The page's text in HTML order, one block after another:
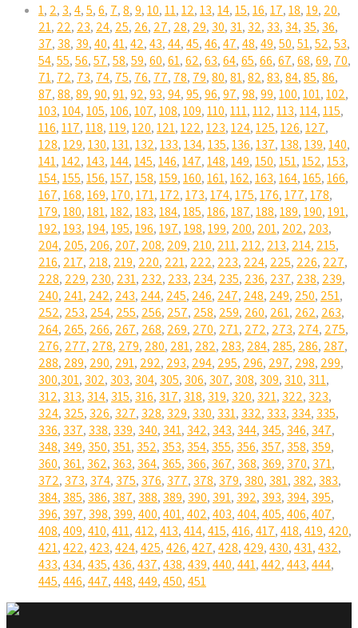
1, 2, 3,4,5,6, 7,8,9,10,11,12,13,14,15,16,17,18,19, 20,
21, 22, 23, 24, 25, 26, 27, 28, 29, 30, 31, 32, 33, 34, 35, 36,
37, 38, 39,40,41,42,43,44,45,46,47,48,49,50,51,52,53,
54,55,56,57,58,59,60,61,62,63,64,65,66,67,68,69, 70,
71, 72, 73, 74, 75, 76, 77, 78, 79,80,81,82,83,84,85,86,
87,88,89,90,91,92,93,94,95,96,97,98,99,100,101,102,
103,104,105,106,107,108,109,110,111,112,113,114,115,
116,117,118,119,120,121,122,123,124,125,126,127,
128,129,130,131,132,133,134,135,136,137,138,139,140,
141,142,143,144,145,146,147,148,149,150,151,152,153,
154,155,156,157,158,159,160,161,162,163,164,165,166,
167,168,169,170,171,172,173,174,175,176,177,178,
179,180,181,182,183,184,185,186,187,188,189,190,191,
192,193,194,195,196,197,198,199, 200, 201, 202, 203,
204, 205, 206, 207, 208, 209, 210, 211, 212, 213, 214, 215,
216, 217, 218, 219, 220, 221, 222, 223, 224, 225, 226, 227,
228, 229, 230, 231, 232, 233, 234, 235, 236, 237, 238, 239,
240, 241, 242, 243, 244, 245, 246, 247, 248, 249, 250, 251,
252, 253, 254, 255, 256, 257, 258, 259, 260, 261, 262, 263,
264, 265, 266, 267, 268, 269, 270, 271, 272, 273, 274, 275,
276, 277, 278, 279, 280, 281, 282, 283, 284, 285, 286, 287,
288, 289, 290, 291, 292, 293, 294, 295, 296, 297, 298, 299,
300,301, 302, 303, 304, 305, 306, 307, 308, 309, 310, 311,
312, 313, 314, 315, 316, 317, 318, 319, 320, 321, 322, 323,
324, 325, 326, 327, 328, 329, 330, 331, 332, 333, 334, 335,
336, 337, 338, 339, 340, 341, 342, 343, 344, 345, 346, 347,
348, 349, 350, 351, 352, 353, 354, 355, 356, 357, 358, 359,
360, 361, 362, 363, 364, 365, 366, 367, 368, 369, 370, 371,
372, 373, 374, 375, 376, 377, 378, 379, 380, 381, 382, 383,
384, 385, 386, 387, 388, 389, 390, 391, 392, 393, 394, 395,
396, 397, 398, 399,400,401,402,403,404,405,406,407,
408,409,410,411,412,413,414,415,416,417,418,419,420,
421,422,423,424,425,426,427,428,429,430,431,432,
433,434,435,436,437,438,439,440,441,442,443,444,
445,446,447,448,449,450,451